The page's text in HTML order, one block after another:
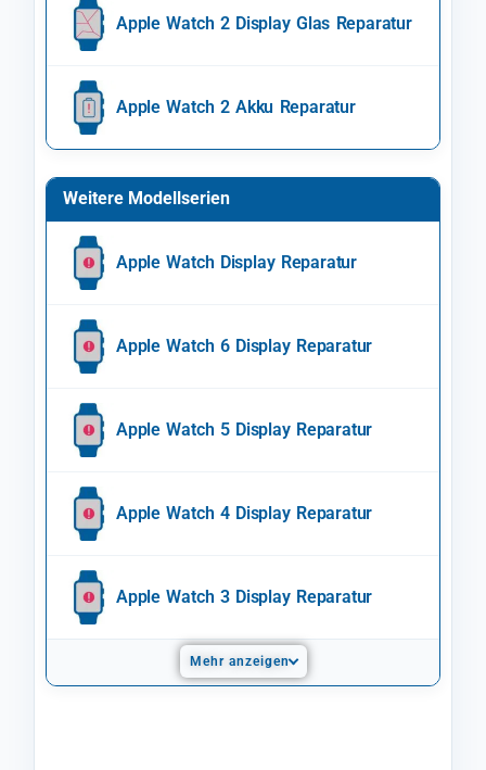
Apple Watch 2 Display Glas Reparatur
Apple Watch 2 Akku Reparatur
Weitere Modellserien
Apple Watch Display Reparatur
Apple Watch 6 Display Reparatur
Apple Watch 5 Display Reparatur
Apple Watch 4 Display Reparatur
Apple Watch 3 Display Reparatur
Mehr anzeigen